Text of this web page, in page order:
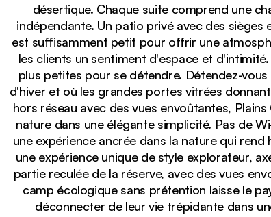
sur les montagnes à la réserve Samara
désertique. Chaque suite comprend une
indépendante. Un patio privé avec des
est suffisamment petit pour offrir une
les clients un sentiment d'espace et
plus petites pour se détendre. Détendez-
d'hiver et où les grandes portes vitrées
hors réseau avec des vues envoûtantes,
nature dans une élégante simplicité. Pas de
une expérience ancrée dans la nature qui
une expérience unique de style explorateur,
partie reculée de la réserve, avec des vues
camp écologique sans prétention laisse le
déconnecter de leur vie trépidante dans